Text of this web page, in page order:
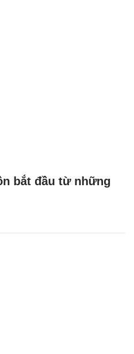
bắt đầu từ những